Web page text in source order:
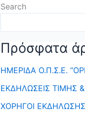
Search
Πρόσφατα
ΗΜΕΡΙΔΑ Ο.Π.Σ.Ε.
ΕΚΔΗΛΩΣΕΙΣ ΤΙΜΗΣ
ΧΟΡΗΓΟΙ